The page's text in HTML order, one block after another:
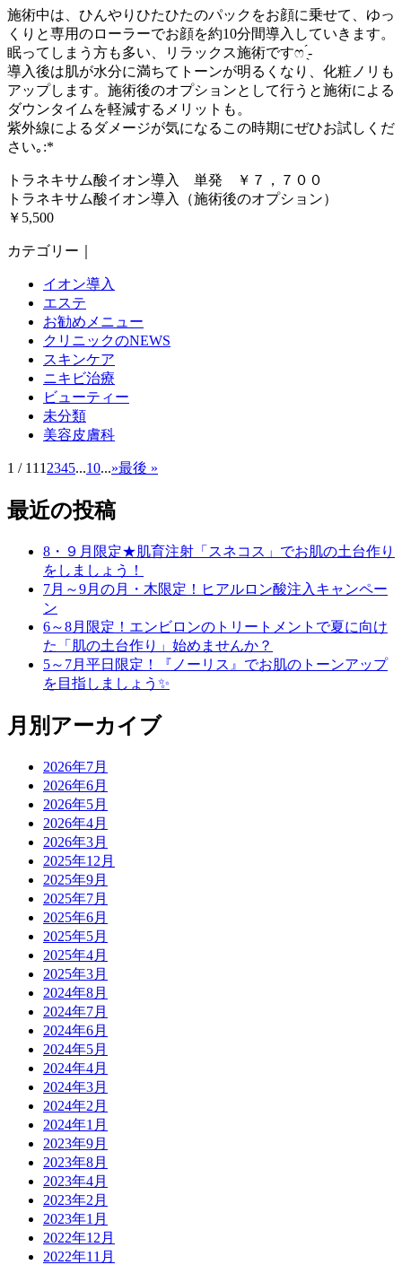
施術中は、ひんやりひたひたのパックをお顔に乗せて、ゆっ
くりと専用のローラーでお顔を約10分間導入していきます。
眠ってしまう方も多い、リラックス施術ですෆ ̖́-‬
導入後は肌が水分に満ちてトーンが明るくなり、化粧ノリも
アップします。施術後のオプションとして行うと施術による
ダウンタイムを軽減するメリットも。
紫外線によるダメージが気になるこの時期にぜひお試しくだ
さい｡:*
トラネキサム酸イオン導入 単発 ￥７，７００
トラネキサム酸イオン導入（施術後のオプション）
￥5,500
カテゴリー｜
イオン導入
エステ
お勧めメニュー
クリニックのNEWS
スキンケア
ニキビ治療
ビューティー
未分類
美容皮膚科
1 / 11 1 2345...10...»最後 »
最近の投稿
8・９月限定★肌育注射「スネコス」でお肌の土台作り
をしましょう！
7月～9月の月・木限定！ヒアルロン酸注入キャンペー
ン
6～8月限定！エンビロンのトリートメントで夏に向け
た「肌の土台作り」始めませんか？
5～7月平日限定！『ノーリス』でお肌のトーンアップ
を目指しましょう✨
月別アーカイブ
2026年7月
2026年6月
2026年5月
2026年4月
2026年3月
2025年12月
2025年9月
2025年7月
2025年6月
2025年5月
2025年4月
2025年3月
2024年8月
2024年7月
2024年6月
2024年5月
2024年4月
2024年3月
2024年2月
2024年1月
2023年9月
2023年8月
2023年4月
2023年2月
2023年1月
2022年12月
2022年11月